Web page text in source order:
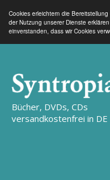
Cookies erleichtern die
der Nutzung unserer Dienste
einverstanden, dass wir Cookies
Bücher, DVDs, CDs
versandkostenfrei in DE